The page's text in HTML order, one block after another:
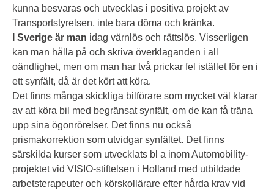
kunna besvaras och utvecklas i positiva projekt av
Transportstyrelsen, inte bara döma och kränka.
I Sverige är man idag värnlös och rättslös. Visserligen
kan man hålla på och skriva överklaganden i all
oändlighet, men om man har två prickar fel istället för en i
ett synfält, då är det kört att köra.
Det finns många skickliga bilförare som mycket väl klarar
av att köra bil med begränsat synfält, om de kan få träna
upp sina ögonrörelser. Det finns nu också
prismakorrektion som utvidgar synfältet. Det finns
särskilda kurser som utvecklats bl a inom Automobility-
projektet vid VISIO-stiftelsen i Holland med utbildade
arbetsterapeuter och körskollärare efter hårda krav vid